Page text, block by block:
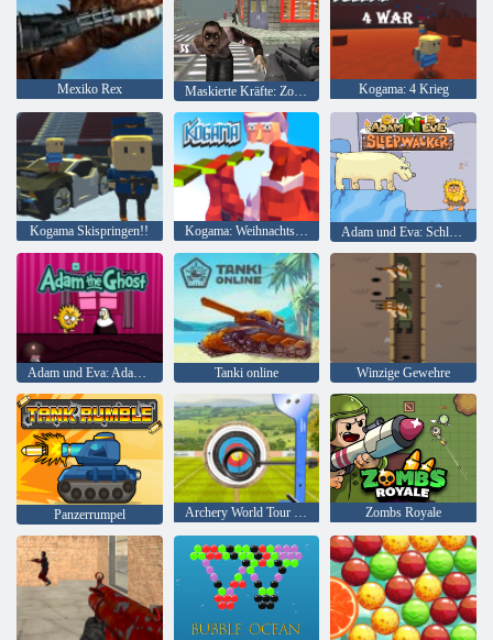
Mexiko Rex Maskierte Kräfte: Zombie-Überleben Kogama: 4 Krieg
Kogama Skispringen!! Kogama: Weihnachtsparkour Adam und Eva: Schlafwandler
Adam und Eva: Adam der Geist Tanki online Winzige Gewehre
Panzerrumpel Archery World Tour - Highscore Bogenschießen 3D Zombs Royale